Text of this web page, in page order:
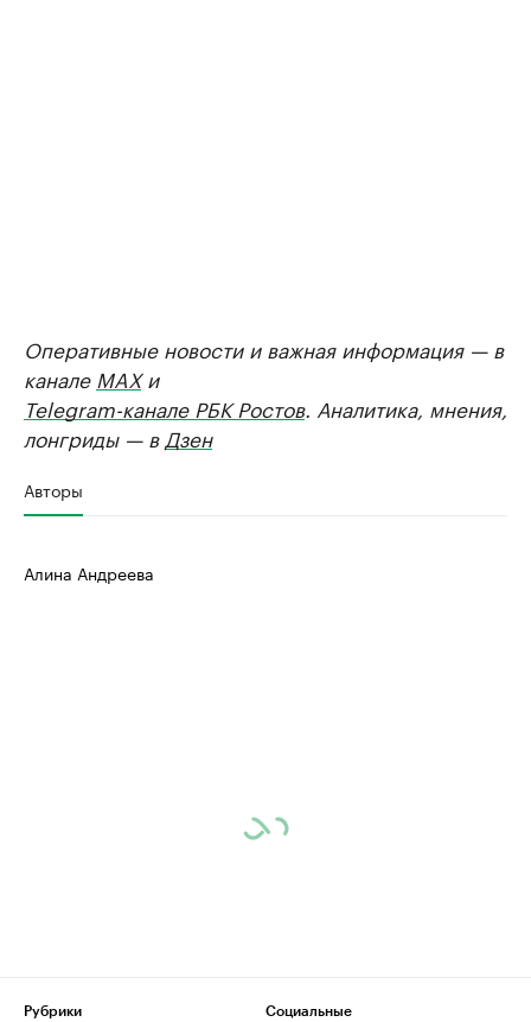
Оперативные новости и важная информация — в
канале MAXи
Telegram-канале РБК Ростов. Аналитика, мнения,
лонгриды — в Дзен
Авторы
Алина Андреева
Рубрики
Социальные